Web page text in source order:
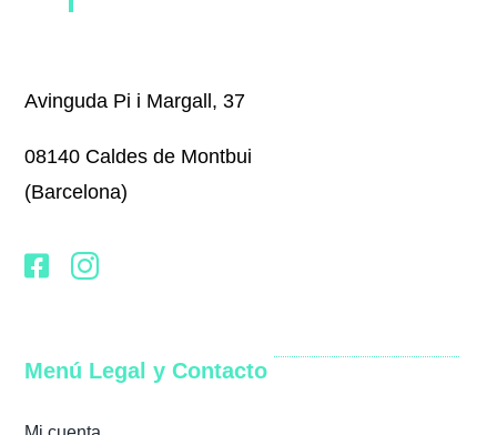
Avinguda Pi i Margall, 37
08140 Caldes de Montbui
(Barcelona)
Menú Legal y Contacto